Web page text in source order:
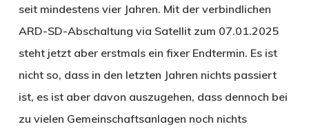
seit mindestens vier Jahren. Mit der verbindlichen
ARD-SD-Abschaltung via Satellit zum 07.01.2025
steht jetzt aber erstmals ein fixer Endtermin. Es ist
nicht so, dass in den letzten Jahren nichts passiert
ist, es ist aber davon auszugehen, dass dennoch bei
zu vielen Gemeinschaftsanlagen noch nichts